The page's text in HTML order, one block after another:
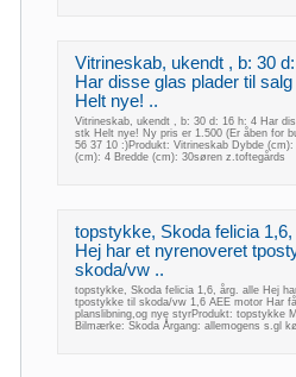
Vitrineskab, ukendt , b: 30
Har disse glas plader til
Helt nye! ..
Vitrineskab, ukendt , b: 30 d: 16 h: 4 Har
stk Helt nye! Ny pris er 1.500 (Er åben for
56 37 10 :)Produkt: Vitrineskab Dybde
(cm): 4 Bredde (cm): 30søren z.toftegårds
topstykke, Skoda felicia 1,6,
Hej har et nyrenoveret
skoda/vw ..
topstykke, Skoda felicia 1,6, årg. alle Hej
tpostykke til skoda/vw 1,6 AEE motor Har
planslibning,og nye styrProdukt: topstykke
Bilmærke: Skoda Årgang: allemogens s.gl